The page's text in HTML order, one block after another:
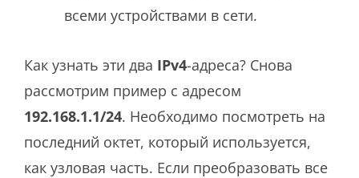
всеми устройствами в сети.
Как узнать эти два IPv4-адреса? Снова
рассмотрим пример с адресом
192.168.1.1/24. Необходимо посмотреть на
последний октет, который используется,
как узловая часть. Если преобразовать все